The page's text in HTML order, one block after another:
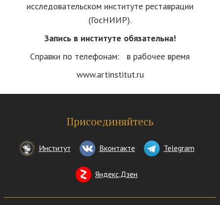
исследовательском институте реставрации
(ГосНИИР).
Запись в институте обязательна!
Справки по телефонам:
в рабочее время
www.artinstitut.ru
Присоединяйтесь
Институт Вконтакте Telegram
Яндекс.Дзен